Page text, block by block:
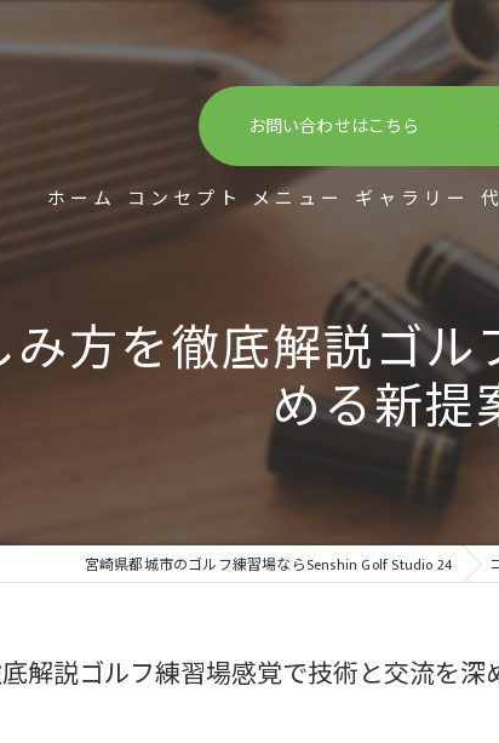
お問い合わせはこちら
ホーム コンセプト メニュー ギャラリー
方を徹底解説ゴ
める新提
宮崎県都城市のゴルフ練習場ならSenshin Golf Studio 24
解説ゴルフ練習場感覚で技術と交流を深